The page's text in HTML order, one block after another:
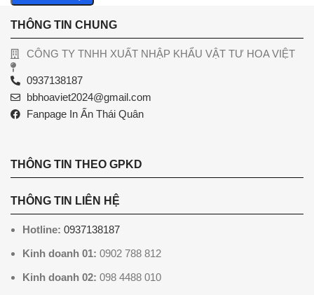
THÔNG TIN CHUNG
CÔNG TY TNHH XUẤT NHẬP KHẨU VẬT TƯ HOA VIỆT
0937138187
bbhoaviet2024@gmail.com
Fanpage In Ấn Thái Quân
THÔNG TIN THEO GPKD
THÔNG TIN LIÊN HỆ
Hotline: 0937138187
Kinh doanh 01: 0902 788 812
Kinh doanh 02: 098 4488 010